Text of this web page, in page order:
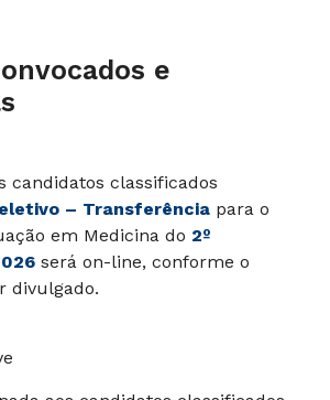
e
candidatos classificados
– Transferência para o
em Medicina do 2º
será on-line, conforme o
divulgado.